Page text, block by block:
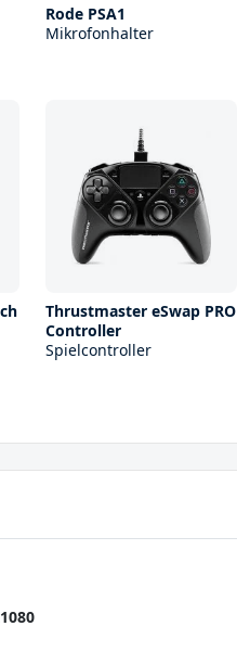
Rode PSA1
Mikrofonhalter
Thrustmaster eSwap PRO
Controller
Spielcontroller